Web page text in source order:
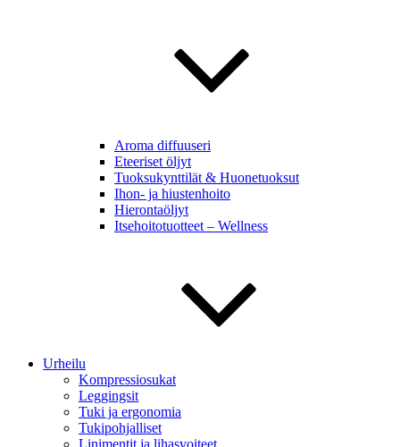
Aroma diffuuseri
Eteeriset öljyt
Tuoksukynttilät & Huonetuoksut
Ihon- ja hiustenhoito
Hierontaöljyt
Itsehoitotuotteet – Wellness
Urheilu
Kompressiosukat
Leggingsit
Tuki ja ergonomia
Tukipohjalliset
Linimentit ja lihasvoiteet